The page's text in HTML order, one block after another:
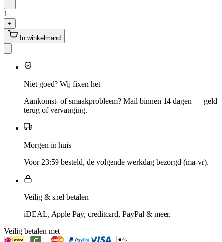
−
1
+
In winkelmand
Niet goed? Wij fixen het
Aankomst- of smaakprobleem? Mail binnen 14 dagen — geld
terug of vervanging.
Morgen in huis
Voor 23:59 besteld, de volgende werkdag bezorgd (ma-vr).
Veilig & snel betalen
iDEAL, Apple Pay, creditcard, PayPal & meer.
Veilig betalen met